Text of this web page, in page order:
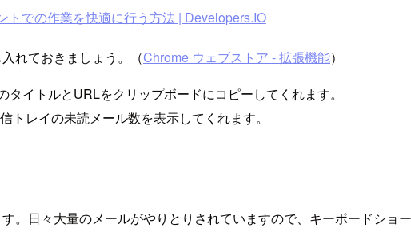
トでの作業を快適に行う方法 | Developers.IO
れておきましょう。（Chrome ウェブストア - 拡張機能）
イトルとURLをクリップボードにコピーしてくれます。
トレイの未読メール数を表示してくれます。
。日々大量のメールがやりとりされていますので、キーボードシ